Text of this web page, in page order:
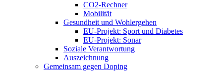
CO2-Rechner
Mobilität
Gesundheit und Wohlergehen
EU-Projekt: Sport und Diabetes
EU-Projekt: Sonar
Soziale Verantwortung
Auszeichnung
Gemeinsam gegen Doping